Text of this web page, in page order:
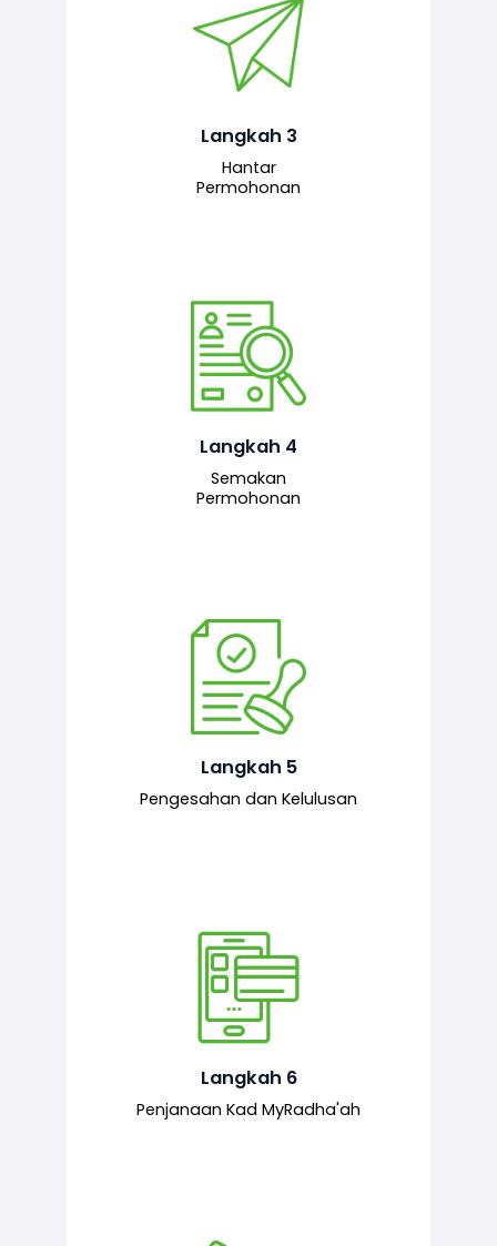
Langkah 3
Hantar
Permohonan
Permohonan yang lengkap dihantar
untuk proses semakan dan
bertanggungjawab.
Langkah 4
Semakan
Permohonan
Pegawai penyemak menyemak
maklumat yang dikemukakan. Jika
semua maklumat adalah lengkap dan
kepada pegawai pelulus untuk
tindakan seterusnya.
Langkah 5
Pengesahan dan Kelulusan
Pegawai pelulus menilai permohonan
dan memberi pengesahan serta
kelulusan akhir sekiranya semuanya
mematuhi syarat ditetapkan.
Langkah 6
Penjanaan Kad MyRadha'ah
Setelah permohonan diluluskan, kad
MyRadha’ah akan dijana.